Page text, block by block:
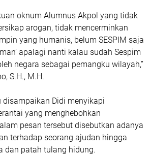
oknum Alumnus Akpol yang tidak
arogan, tidak mencerminkan
yang humanis, belum SESPIM saja
apalagi nanti kalau sudah Sespim
negara sebagai pemangku wilayah,”
S.H., M.H.
disampaikan Didi menyikapi
yang menghebohkan
pesan tersebut disebutkan adanya
terhadap seorang ajudan hingga
dan patah tulang hidung.